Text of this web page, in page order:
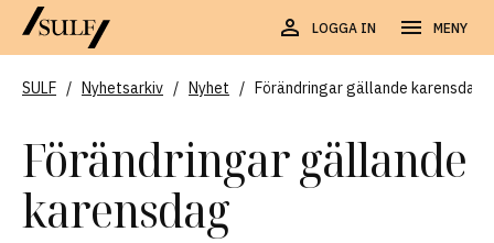
LOGGA IN MENY
SULF / Nyhetsarkiv / Nyhet / Förändringar gällande karensdag
Förändringar gällande
karensdag